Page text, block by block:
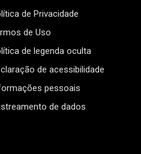
de Privacidade
de Uso
de legenda oculta
de acessibilidade
pessoais
de dados